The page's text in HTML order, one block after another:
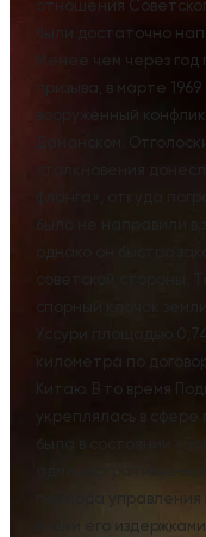
отношения
были достаточно
Менее чем через год
призыва, в марте
вооружённый
Даманском.
столкновения
фланга», откуда
было не направили в
однако он быстро
советской стороны.
спорный клочок
Уссури площадью
километра по
Китаю. В то время
укреплялась в сфере
была в состоянии
периода управления
всеми его